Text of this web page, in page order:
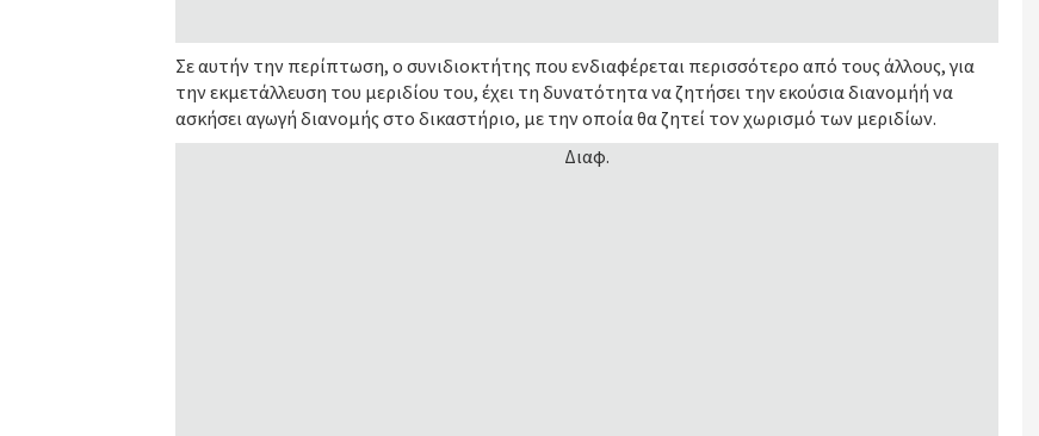
Σε αυτήν την περίπτωση, ο συνιδιοκτήτης που ενδιαφέρεται περισσότερο από τους άλλους, για
την εκμετάλλευση του μεριδίου του, έχει τη δυνατότητα να ζητήσει την εκούσια διανομήή να
ασκήσει αγωγή διανομής στο δικαστήριο, με την οποία θα ζητεί τον χωρισμό των μεριδίων.
Διαφ.